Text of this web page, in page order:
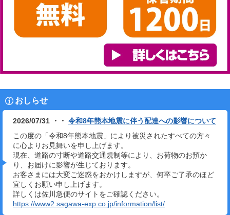
おしらせ
2026/07/31 ・・ 令和8年熊本地震に伴う配達への影響について
この度の「令和8年熊本地震」により被災されたすべての方々
に心よりお見舞いを申し上げます。
現在、道路の寸断や道路交通規制等により、お荷物のお預か
り、お届けに影響が生じております。
お客さまには大変ご迷惑をおかけしますが、何卒ご了承のほど
宜しくお願い申し上げます。
詳しくは佐川急便のサイトをご確認ください。
https://www2.sagawa-exp.co.jp/information/list/